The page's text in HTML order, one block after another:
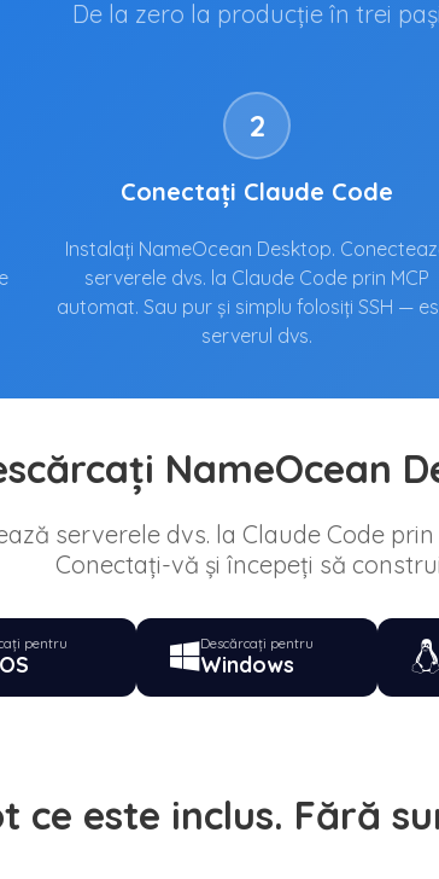
De la zero la producție în trei pași
2
Conectați Claude Code
Instalați NameOcean Desktop.
serverele dvs. la Claude Code prin MCP
automat. Sau pur și simplu folosiți SSH —
serverul dvs.
NameOcean
serverele dvs. la Claude Code
Conectați-vă și începeți să
pentru Descărcați pentru
Windows
ce este inclus. Fără